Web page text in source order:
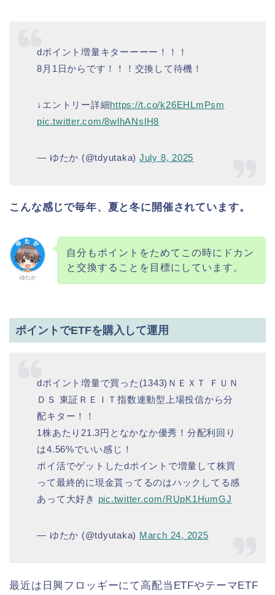
dポイント増量キターーーー！！！
8月1日からです！！！交換して待機！
↓エントリー詳細https://t.co/k26EHLmPsm
pic.twitter.com/8wlhANslH8
— ゆたか (@tdyutaka) July 8, 2025
こんな感じで毎年、夏と冬に開催されています。
ゆたか
自分もポイントをためてこの時にドカン
と交換することを目標にしています。
ポイントでETFを購入して運用
dポイント増量で買った(1343)ＮＥＸＴ ＦＵＮ
ＤＳ 東証ＲＥＩＴ指数連動型上場投信から分
配キター！！
1株あたり21.3円となかなか優秀！分配利回り
は4.56%でいい感じ！
ポイ活でゲットしたdポイントで増量して株買
って最終的に現金貰ってるのはハックしてる感
あって大好き pic.twitter.com/RUpK1HumGJ
— ゆたか (@tdyutaka) March 24, 2025
最近は日興フロッギーにて高配当ETFやテーマETF